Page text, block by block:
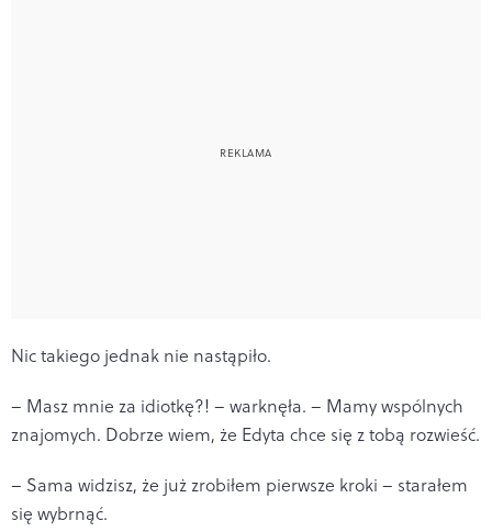
Nic takiego jednak nie nastąpiło.
– Masz mnie za idiotkę?! – warknęła. – Mamy wspólnych
znajomych. Dobrze wiem, że Edyta chce się z tobą rozwieść.
– Sama widzisz, że już zrobiłem pierwsze kroki – starałem
się wybrnąć.